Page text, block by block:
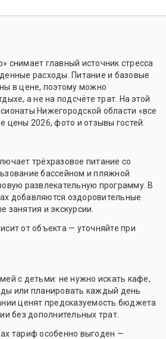
снимает главный источник стресса
расходы. Питание и базовые
в цене, поэтому можно
а не на подсчёте трат. На этой
Нижегородской области «все
цены 2026, фото и отзывы гостей.
трёхразовое питание со
бассейном и пляжной
развлекательную программу. В
добавляются оздоровительные
занятия и экскурсии.
от объекта — уточняйте при
с детьми: не нужно искать кафе,
или планировать каждый день
ценят предсказуемость бюджета
без дополнительных трат.
тариф особенно выгоден —